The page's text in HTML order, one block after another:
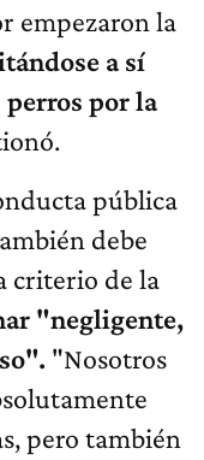
empezaron la
a sí
perros por la
pública
debe
criterio de la
"negligente,
"Nosotros
pero también